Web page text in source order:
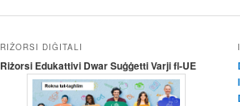
RIŻORSI DIĠITALI
Riżorsi Edukattivi Dwar Suġġetti Varji fl-UE